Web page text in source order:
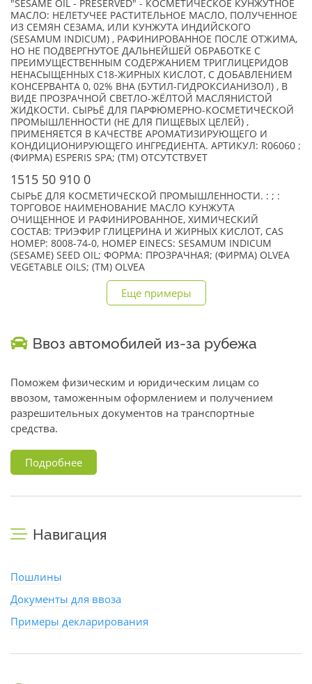
"SESAME OIL - PRESERVED" - КОСМЕТИЧЕСКОЕ КУНЖУТНОЕ
МАСЛО: НЕЛЕТУЧЕЕ РАСТИТЕЛЬНОЕ МАСЛО, ПОЛУЧЕННОЕ
ИЗ СЕМЯН СЕЗАМА, ИЛИ КУНЖУТА ИНДИЙСКОГО
(SESAMUM INDICUM) , РАФИНИРОВАННОЕ ПОСЛЕ ОТЖИМА,
НО НЕ ПОДВЕРГНУТОЕ ДАЛЬНЕЙШЕЙ ОБРАБОТКЕ С
ПРЕИМУЩЕСТВЕННЫМ СОДЕРЖАНИЕМ ТРИГЛИЦЕРИДОВ
НЕНАСЫЩЕННЫХ C18-ЖИРНЫХ КИСЛОТ, С ДОБАВЛЕНИЕМ
КОНСЕРВАНТА 0, 02% BHA (БУТИЛ-ГИДРОКСИАНИЗОЛ) , В
ВИДЕ ПРОЗРАЧНОЙ СВЕТЛО-ЖЁЛТОЙ МАСЛЯНИСТОЙ
ЖИДКОСТИ. СЫРЬЁ ДЛЯ ПАРФЮМЕРНО-КОСМЕТИЧЕСКОЙ
ПРОМЫШЛЕННОСТИ (НЕ ДЛЯ ПИЩЕВЫХ ЦЕЛЕЙ) ,
ПРИМЕНЯЕТСЯ В КАЧЕСТВЕ АРОМАТИЗИРУЮЩЕГО И
КОНДИЦИОНИРУЮЩЕГО ИНГРЕДИЕНТА. АРТИКУЛ: R06060 ;
(ФИРМА) ESPERIS SPA; (TM) ОТСУТСТВУЕТ
1515 50 910 0
СЫРЬЕ ДЛЯ КОСМЕТИЧЕСКОЙ ПРОМЫШЛЕННОСТИ. : ; :
ТОРГОВОЕ НАИМЕНОВАНИЕ МАСЛО КУНЖУТА
ОЧИЩЕННОЕ И РАФИНИРОВАННОЕ, ХИМИЧЕСКИЙ
СОСТАВ: ТРИЭФИР ГЛИЦЕРИНА И ЖИРНЫХ КИСЛОТ, CAS
НОМЕР: 8008-74-0, НОМЕР EINECS: SESAMUM INDICUM
(SESAME) SEED OIL; ФОРМА: ПРОЗРАЧНАЯ; (ФИРМА) OLVEA
VEGETABLE OILS; (TM) OLVEA
Еще примеры
Ввоз автомобилей из-за рубежа
Поможем физическим и юридическим лицам со
ввозом, таможенным оформлением и получением
разрешительных документов на транспортные
средства.
Подробнее
Навигация
Пошлины
Документы для ввоза
Примеры декларирования